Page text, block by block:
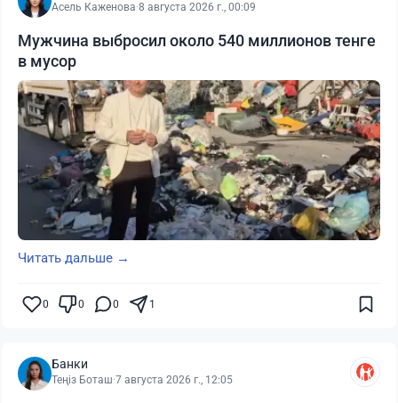
Асель Каженова·8 августа 2026 г., 00:09
Мужчина выбросил около 540 миллионов тенге
в мусор
Читать дальше →
0 0 0 1
Банки
Теңіз Боташ·7 августа 2026 г., 12:05